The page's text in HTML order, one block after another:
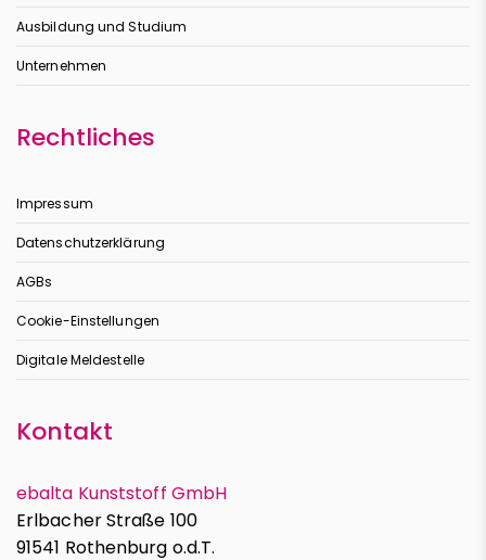
Ausbildung und Studium
Unternehmen
Rechtliches
Impressum
Datenschutzerklärung
AGBs
Cookie-Einstellungen
Digitale Meldestelle
Kontakt
ebalta Kunststoff GmbH
Erlbacher Straße 100
91541 Rothenburg o.d.T.